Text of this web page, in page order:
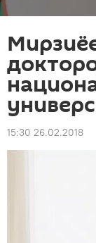
15:30 26.02.2018